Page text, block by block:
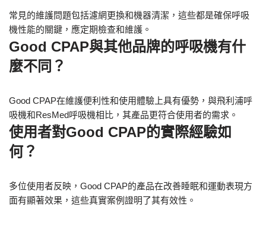
常見的維護問題包括濾網更換和機器清潔，這些都是確保呼吸
機性能的關鍵，應定期檢查和維護。
Good CPAP與其他品牌的呼吸機有什
麼不同？
Good CPAP在維護便利性和使用體驗上具有優勢，與飛利浦呼
吸機和ResMed呼吸機相比，其產品更符合使用者的需求。
使用者對Good CPAP的實際經驗如
何？
多位使用者反映，Good CPAP的產品在改善睡眠和運動表現方
面有顯著效果，這些真實案例證明了其有效性。